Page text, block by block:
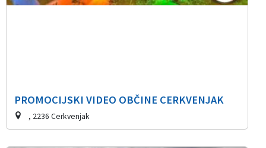
PROMOCIJSKI VIDEO OBČINE CERKVENJAK
, 2236 Cerkvenjak